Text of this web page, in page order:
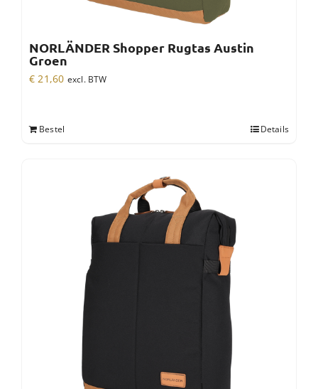
NORLÄNDER Shopper Rugtas Austin
Groen
€ 21,60 excl. BTW
Bestel Details